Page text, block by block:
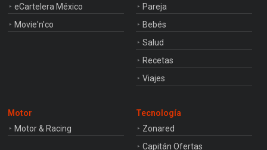
eCartelera México
Movie'n'co
Pareja
Bebés
Salud
Recetas
Viajes
Motor
Motor & Racing
Tecnología
Zonared
Capitán Ofertas